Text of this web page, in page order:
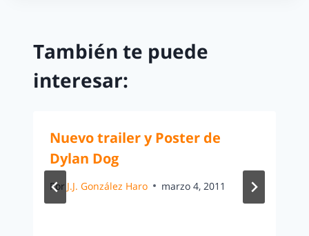
También te puede
interesar:
Nuevo trailer y Poster de
Dylan Dog
Por J.J. González Haro marzo 4, 2011